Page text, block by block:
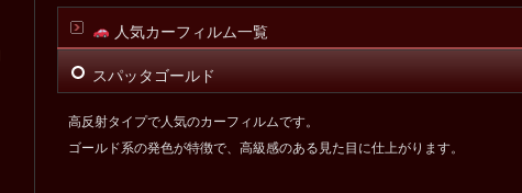
人気カーフィルム一覧
スパッタゴールド
高反射タイプで人気のカーフィルムです。
ゴールド系の発色が特徴で、高級感のある見た目に仕上がります。